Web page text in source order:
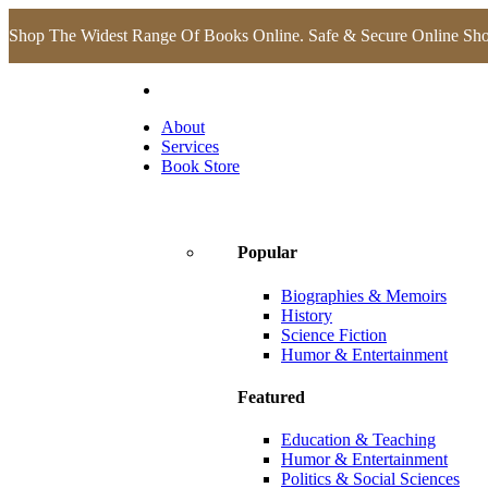
Shop The Widest Range Of Books Online. Safe & Secure Online
About
Services
Book Store
Popular
Biographies & Memoirs
History
Science Fiction
Humor & Entertainment
Featured
Education & Teaching
Humor & Entertainment
Politics & Social Sciences